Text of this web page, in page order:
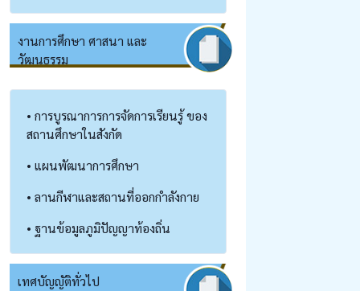
งานการศึกษา ศาสนา และ
วัฒนธรรม
• การบูรณาการการจัดการเรียนรู้ ของ
สถานศึกษาในสังกัด
• แผนพัฒนาการศึกษา
• ลานกีฬาและสถานที่ออกกำลังกาย
• ฐานข้อมูลภูมิปัญญาท้องถิ่น
เทศบัญญัติทั่วไป